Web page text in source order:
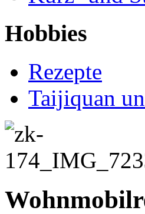
Hobbies
Rezepte
Taijiquan